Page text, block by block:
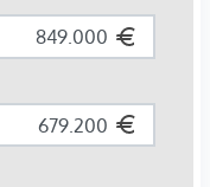
gewährleistet. Für
fordern Sie bitte
Interesse - vor
Dokumente zu
nicht veröffentlicht